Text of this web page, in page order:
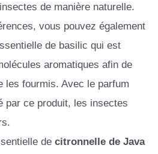
de manière naturelle.
vous pouvez également
de basilic qui est
aromatiques afin de
les fourmis. Avec le parfum
par ce produit, les insectes
de citronnelle de Java